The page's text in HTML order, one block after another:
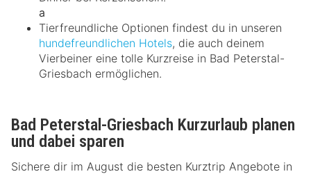
a
Tierfreundliche Optionen findest du in unseren
hundefreundlichen Hotels, die auch deinem
Vierbeiner eine tolle Kurzreise in Bad Peterstal-
Griesbach ermöglichen.
Bad Peterstal-Griesbach Kurzurlaub planen
und dabei sparen
Sichere dir im August die besten Kurztrip Angebote in